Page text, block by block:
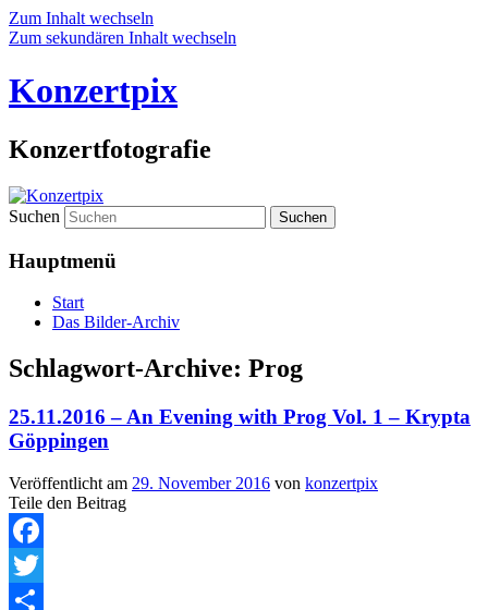
Zum Inhalt wechseln
Zum sekundären Inhalt wechseln
Konzertpix
Konzertfotografie
Suchen
Hauptmenü
Start
Das Bilder-Archiv
Schlagwort-Archive: Prog
25.11.2016 – An Evening with Prog Vol. 1 – Krypta
Göppingen
Veröffentlicht am 29. November 2016 von konzertpix
Teile den Beitrag
Facebook
Twitter